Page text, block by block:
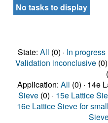
No tasks to display
State: All (0) · In progress
Validation inconclusive(0)
Application: All (0) · 14e
Sieve (0) · 15e Lattice
16e Lattice Sieve for